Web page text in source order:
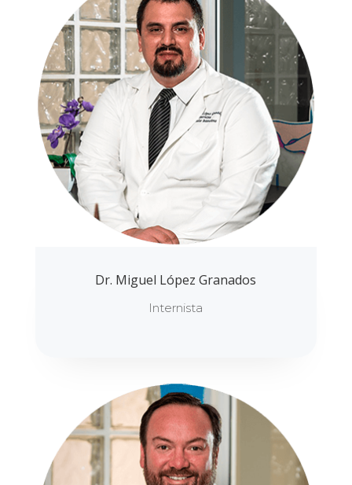
Dr. Miguel López Granados
Internista